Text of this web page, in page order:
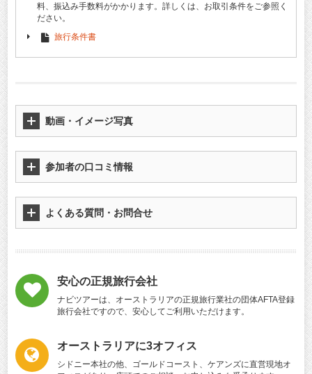
料、振込み手数料がかかります。詳しくは、お取引条件をご参照く
ださい。
旅行条件書
動画・イメージ写真
参加者の口コミ情報
よくある質問・お問合せ
安心の正規旅行会社
ナビツアーは、オーストラリアの正規旅行業社の団体AFTA登録
旅行会社ですので、安心してご利用いただけます。
オーストラリアに3オフィス
シドニー本社の他、ゴールドコースト、ケアンズに直営現地オ